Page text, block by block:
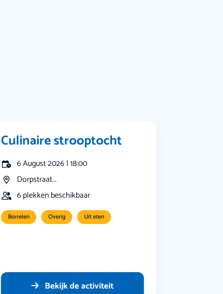
Culinaire strooptocht
6 August 2026 | 18:00
Dorpstraat...
6 plekken beschikbaar
Borrelen Overig Uit eten
Bekijk de activiteit